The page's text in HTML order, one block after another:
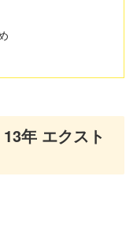
年 エクスト